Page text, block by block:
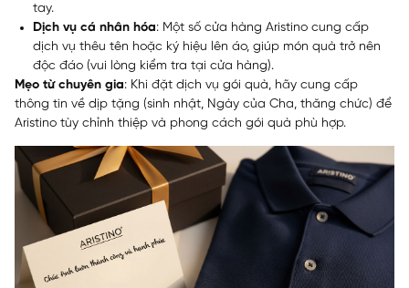
tay.
Dịch vụ cá nhân hóa: Một số cửa hàng Aristino cung cấp
dịch vụ thêu tên hoặc ký hiệu lên áo, giúp món quà trở nên
độc đáo (vui lòng kiểm tra tại cửa hàng).
Mẹo từ chuyên gia: Khi đặt dịch vụ gói quà, hãy cung cấp
thông tin về dịp tặng (sinh nhật, Ngày của Cha, thăng chức) để
Aristino tùy chỉnh thiệp và phong cách gói quà phù hợp.